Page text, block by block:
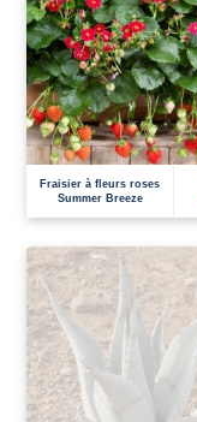
Fraisier à fleurs roses
Summer Breeze